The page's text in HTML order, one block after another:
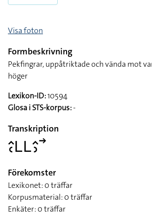
Visa foton
Formbeskrivning
Pekfingrar, uppåtriktade och vända mot
höger
Lexikon-ID:10594
Glosa i STS-korpus:-
Transkription
􌤵􌥗􌥈􌥈􌤵􌤶􌥣
Förekomster
Lexikonet: 0 träffar
Korpusmaterial: 0 träffar
Enkäter: 0 träffar